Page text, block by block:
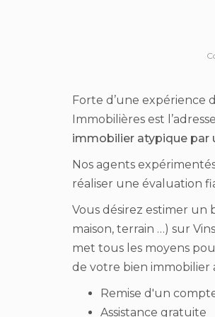
Forte d’une expérience
Immobilières est
immobilier atypique par
Nos agents
réaliser une évaluation
Vous désirez estimer
maison, terrain …) sur
met tous les moyens
de votre bien immobilier
Remise d'un
Assistance gratuite